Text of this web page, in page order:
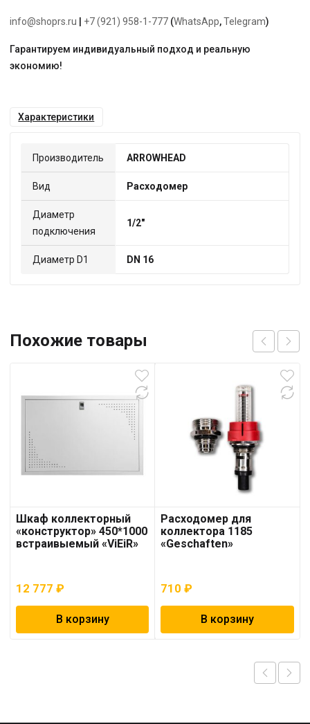
info@shoprs.ru +7 (921) 958-1-777 (WhatsApp,Telegram)
Гарантируем индивидуальный подход и реальную
экономию!
Характеристики
Производитель ARROWHEAD
Вид Расходомер
Диаметр
подключения
1/2"
Диаметр D1 DN 16
Похожие товары
Шкаф коллекторный
«конструктор» 450*1000
встраивыемый «ViEiR»
12 777 ₽
В корзину
Расходомер для
коллектора 1185
«Geschaften»
710₽
В корзину